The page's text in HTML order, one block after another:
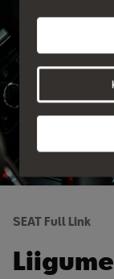
SEAT Full Link